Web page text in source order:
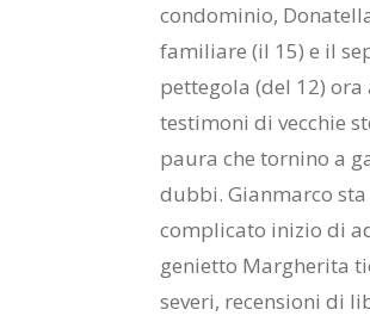
condominio,
familiare (il 15) e il
pettegola (del 12) ora
testimoni di vecchie
paura che tornino a
dubbi. Gianmarco
complicato inizio di
genietto Margherita
severi, recensioni di